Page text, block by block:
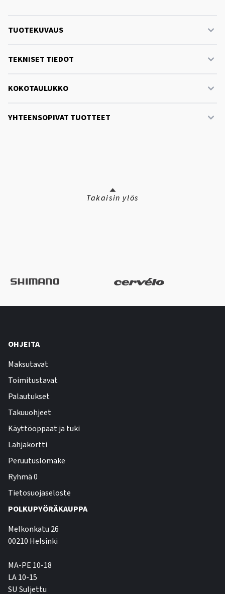
TUOTEKUVAUS
TEKNISET TIEDOT
KOKOTAULUKKO
YHTEENSOPIVAT TUOTTEET
Takaisin ylös
OHJEITA
Maksutavat
Toimitustavat
Palautukset
Takuuohjeet
Käyttöoppaat ja tuki
Lahjakortti
Peruutuslomake
Ryhmä 0
Tietosuojaseloste
POLKUPYÖRÄKAUPPA
Melkonkatu 26
00210 Helsinki
MA-PE 10-18
LA 10-15
SU Suljettu